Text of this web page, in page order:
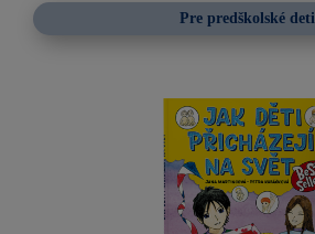
Pre predškolské deti